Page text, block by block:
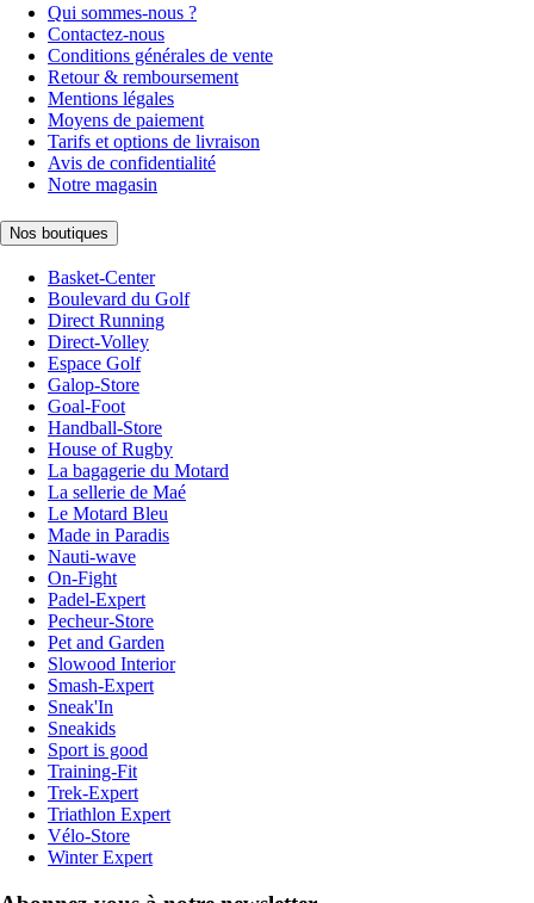
Qui sommes-nous ?
Contactez-nous
Conditions générales de vente
Retour & remboursement
Mentions légales
Moyens de paiement
Tarifs et options de livraison
Avis de confidentialité
Notre magasin
Nos boutiques
Basket-Center
Boulevard du Golf
Direct Running
Direct-Volley
Espace Golf
Galop-Store
Goal-Foot
Handball-Store
House of Rugby
La bagagerie du Motard
La sellerie de Maé
Le Motard Bleu
Made in Paradis
Nauti-wave
On-Fight
Padel-Expert
Pecheur-Store
Pet and Garden
Slowood Interior
Smash-Expert
Sneak'In
Sneakids
Sport is good
Training-Fit
Trek-Expert
Triathlon Expert
Vélo-Store
Winter Expert